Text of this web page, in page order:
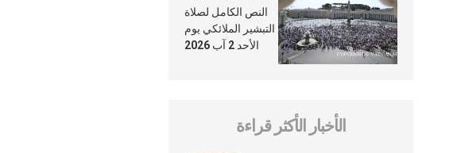
بنا لا تغيب عنّا
أبدًا
النص الكامل لصلاة
التبشير الملائكي يوم
الأحد 2 آب 2026
الأخبار الأكثر قراءة